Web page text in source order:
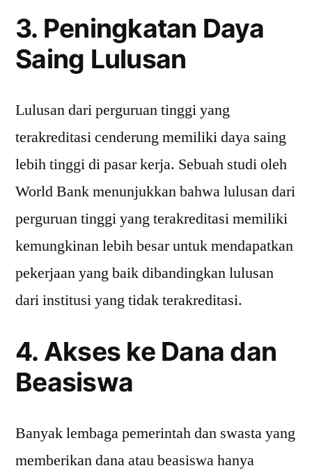
3. Peningkatan Daya
Saing Lulusan
Lulusan dari perguruan tinggi yang
terakreditasi cenderung memiliki daya saing
lebih tinggi di pasar kerja. Sebuah studi oleh
World Bank menunjukkan bahwa lulusan dari
perguruan tinggi yang terakreditasi memiliki
kemungkinan lebih besar untuk mendapatkan
pekerjaan yang baik dibandingkan lulusan
dari institusi yang tidak terakreditasi.
4. Akses ke Dana dan
Beasiswa
Banyak lembaga pemerintah dan swasta yang
memberikan dana atau beasiswa hanya